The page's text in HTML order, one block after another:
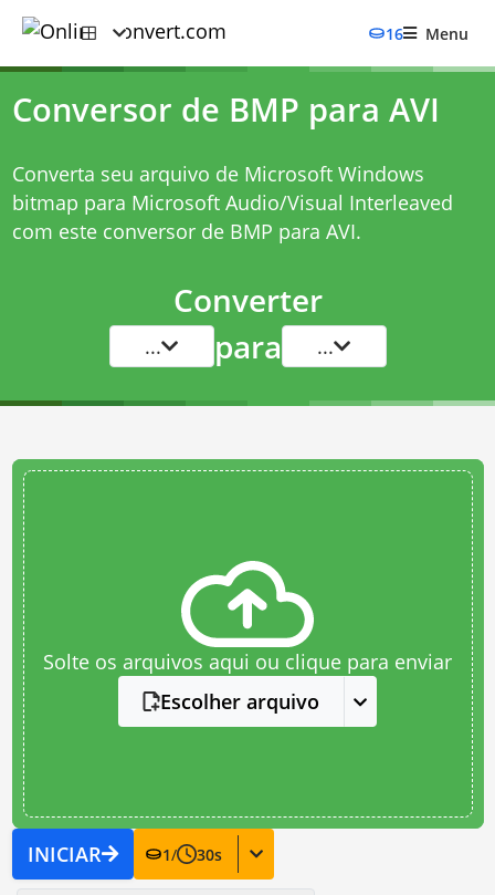
16 Menu
Conversor de BMP para AVI
Converta seu arquivo de Microsoft Windows
bitmap para Microsoft Audio/Visual Interleaved
com este conversor de BMP para AVI.
Converter
... para ...
Solte os arquivos aqui ou clique para enviar
Escolher arquivo
INICIAR 1/ 30s